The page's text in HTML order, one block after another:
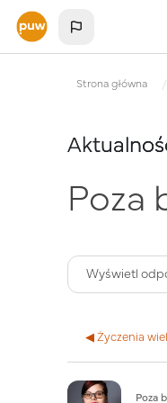
Przejdź do głównej
Strona główna
Poza
◀︎ Życzenia
Poza